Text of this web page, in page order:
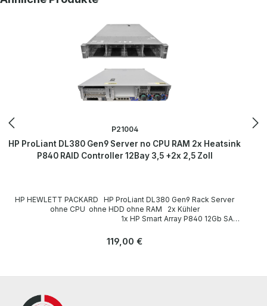
P21004
HP ProLiant DL380 Gen9 Server no CPU RAM 2x Heatsink
P840 RAID Controller 12Bay 3,5 +2x 2,5 Zoll
ohne CPU ohne HDD ohne RAM 2x Kühler
1x HP Smart Array P840 12Gb SAS
Technical data / Technische Daten Case / Gehäuse Rack (2U) Slots
for drives / Einbauplätze für Laufwerke front / frontseitig: 12x
memory / Hauptspeicherausbau none / ohne RAM Hard drives /
Graphics card / Grafikkarte onboard Expansion slots / Steckplätze
Regulärer Preis:
119,00 €